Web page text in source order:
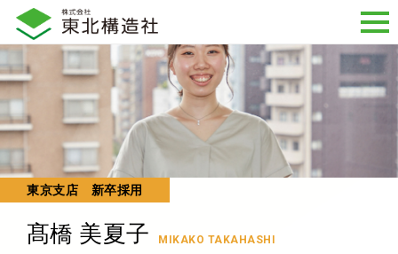
髙橋 美夏子 MIKAKO TAKAHASHI
東京支店 新卒採用